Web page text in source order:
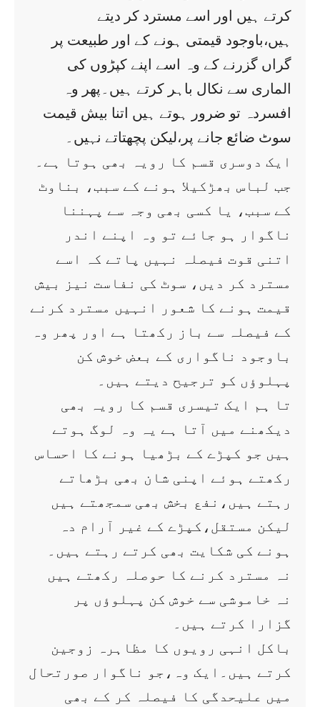
کرتے ہیں اور اسے مسترد کر دیتے
ہیں،باوجود قیمتی ہونے کے اور طبیعت پر
گراں گزرنے کے وہ اسے اپنے کپڑوں کی
الماری سے نکال باہر کرتے ہیں۔پھر وہ
افسردہ تو ضرور ہوتے ہیں اتنا بیش قیمت
سوٹ ضائع جانے پر،لیکن پچھتاتے نہیں۔
ایک دوسری قسم کا رویہ بھی ہوتا ہے۔
جب لباس بھڑکیلا ہونے کے سبب، بناوٹ
کے سبب، یا کسی بھی وجہ سے پہننا
ناگوار ہو جائے تو وہ اپنے اندر
اتنی قوت فیصلہ نہیں پاتے کہ اسے
مسترد کر دیں، سوٹ کی نفاست نیز بیش
قیمت ہونے کا شعور انہیں مسترد کرنے
کے فیصلہ سے باز رکھتا ہے اور پھر وہ
باوجود ناگواری کے بعض خوش کن
پہلوؤں کو ترجیح دیتے ہیں۔
تا ہم ایک تیسری قسم کا رویہ بھی
دیکھنے میں آتا ہے یہ وہ لوگ ہوتے
ہیں جو کپڑے کے بڑھیا ہونے کا احساس
رکھتے ہوئے اپنی شان بھی بڑھاتے
رہتے ہیں،نفع بخش بھی سمجھتے ہیں
لیکن مستقل،کپڑے کے غیر آرام دہ
ہونے کی شکایت بھی کرتے رہتے ہیں۔
نہ مسترد کرنے کا حوصلہ رکھتے ہیں
نہ خاموشی سے خوش کن پہلوؤں پر
گزارا کرتے ہیں۔
باکل انہی رویوں کا مظاہرہ زوجین
کرتے ہیں۔ایک وہ،جو ناگوار صورتحال
میں علیحدگی کا فیصلہ کر کے بھی